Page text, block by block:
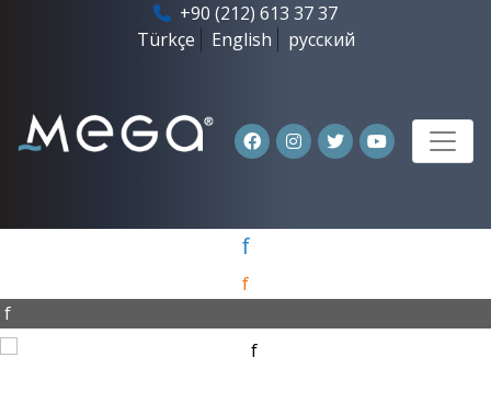
+90 (212) 613 37 37
Türkçe
English русский
f
f
f